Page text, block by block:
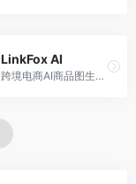
LinkFox AI
跨境电商AI商品图生成工具。面向跨境电商卖家，支持多语言商品图生成、模特替换、场景优化等服务，适配海外电商平台需求。